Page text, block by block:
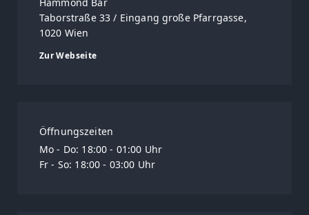
Taborstraße 33 / Eingang große Pfarrgasse,
1020 Wien
Zur Webseite
Öffnungszeiten
Mo - Do: 18:00 - 01:00 Uhr
Fr - So: 18:00 - 03:00 Uhr